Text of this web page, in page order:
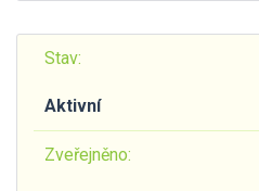
Stav:
Aktivní
Zveřejněno: